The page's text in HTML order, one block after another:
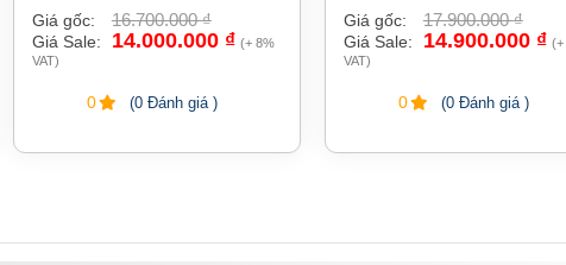
Giá gốc: 16.700.000₫
Giá Sale: 14.000.000 ₫ (+ 8%
VAT)
0 (0 Đánh giá )
Giá gốc: 17.900.000₫
Giá Sale: 14.900.000 ₫ (+
VAT)
0 (0 Đánh giá )